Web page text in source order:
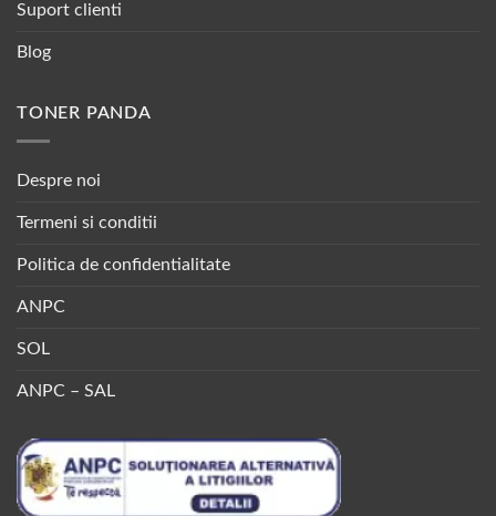
Suport clienti
Blog
TONER PANDA
Despre noi
Termeni si conditii
Politica de confidentialitate
ANPC
SOL
ANPC – SAL